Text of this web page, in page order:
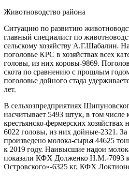
Животноводство района
Ситуацию по развитию
главный специалист по
сельскому хозяйству А.Г.Шабалин.
поголовье КРС в хозяйствах всех
головы, из них коровы-9869.
скота по сравнению с прошлым
поголовье дойного стада
лет.
В сельхозпредприятиях
насчитывает 5493 штук, в том числе
крестьянско-фермерских хозяйствах
6022 головы, из них дойные-2321.
произведено молока-сырья 44625
к 2019 году. Наивысшие надои
показали КФХ Долженко Н.М.-7093
Островского»-6325 кг, КФХ